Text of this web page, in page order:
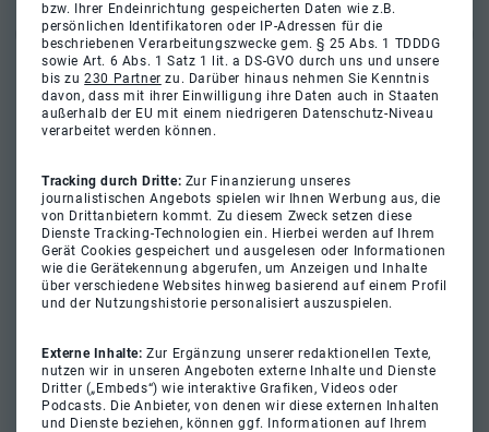
bzw. Ihrer Endeinrichtung gespeicherten Daten wie z.B.
persönlichen Identifikatoren oder IP-Adressen für die
beschriebenen Verarbeitungszwecke gem. § 25 Abs. 1 TDDDG
sowie Art. 6 Abs. 1 Satz 1 lit. a DS-GVO durch uns und unsere
bis zu230 Partner zu. Darüber hinaus nehmen Sie Kenntnis
davon, dass mit ihrer Einwilligung ihre Daten auch in Staaten
außerhalb der EU mit einem niedrigeren Datenschutz-Niveau
verarbeitet werden können.
Tracking durch Dritte: Zur Finanzierung unseres
journalistischen Angebots spielen wir Ihnen Werbung aus, die
von Drittanbietern kommt. Zu diesem Zweck setzen diese
Dienste Tracking-Technologien ein. Hierbei werden auf Ihrem
Gerät Cookies gespeichert und ausgelesen oder Informationen
wie die Gerätekennung abgerufen, um Anzeigen und Inhalte
über verschiedene Websites hinweg basierend auf einem Profil
und der Nutzungshistorie personalisiert auszuspielen.
Externe Inhalte:Zur Ergänzung unserer redaktionellen Texte,
nutzen wir in unseren Angeboten externe Inhalte und Dienste
Dritter („Embeds“) wie interaktive Grafiken, Videos oder
Podcasts. Die Anbieter, von denen wir diese externen Inhalten
und Dienste beziehen, können ggf. Informationen auf Ihrem